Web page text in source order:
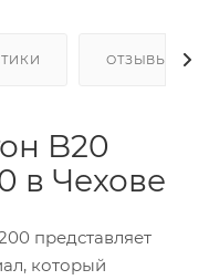
ОТЗЫВЫ
B20
в Чехове
представляет
который